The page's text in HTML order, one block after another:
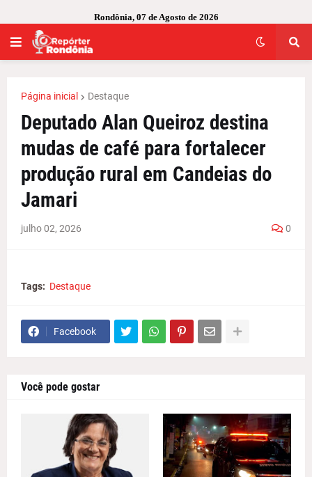
Rondônia, 07 de Agosto de 2026
Página inicial Destaque
Deputado Alan Queiroz destina
mudas de café para fortalecer
produção rural em Candeias do
Jamari
julho 02, 2026 0
Tags: Destaque
Facebook
Você pode gostar